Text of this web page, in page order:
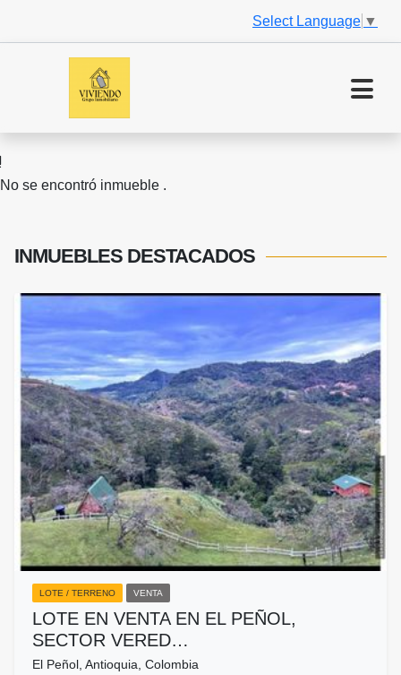
Select Language ▼
No se encontró inmueble .
INMUEBLES DESTACADOS
LOTE / TERRENO VENTA
LOTE EN VENTA EN EL PEÑOL,
SECTOR VERED…
El Peñol, Antioquia, Colombia